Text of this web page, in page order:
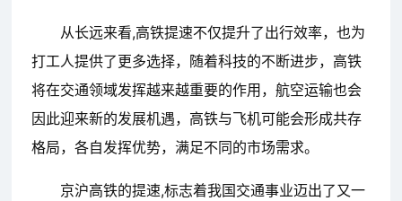
从长远来看,高铁提速不仅提升了出行效率，也为
打工人提供了更多选择，随着科技的不断进步，高铁
将在交通领域发挥越来越重要的作用，航空运输也会
因此迎来新的发展机遇，高铁与飞机可能会形成共存
格局，各自发挥优势，满足不同的市场需求。
京沪高铁的提速,标志着我国交通事业迈出了又一